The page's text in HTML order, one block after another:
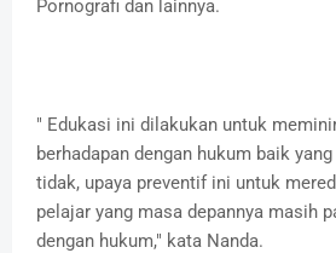
Pornografi dan lainnya.
" Edukasi ini dilakukan untuk
berhadapan dengan hukum baik
tidak, upaya preventif ini untuk
pelajar yang masa depannya masih
dengan hukum," kata Nanda.